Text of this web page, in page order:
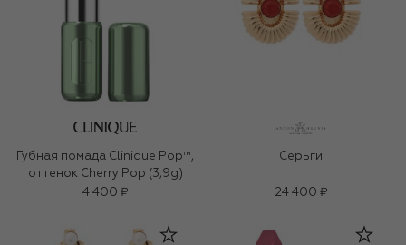
Губная помада Clinique Pop™,
оттенок Cherry Pop (3,9g)
4 400 ₽
Серьги
24 400 ₽